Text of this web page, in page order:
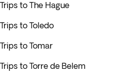
Trips to The Hague
Trips to Toledo
Trips to Tomar
Trips to Torre de Belem